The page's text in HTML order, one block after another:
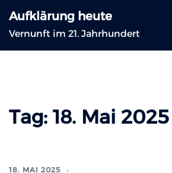
Inhalt
springen
Aufklärung heute
Vernunft im 21. Jahrhundert
Tag: 18. Mai 2025
18. MAI 2025